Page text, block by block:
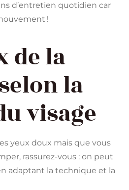
d’entretien quotidien car
!
de la
la
visage
yeux doux mais que vous
rassurez-vous : on peut
adaptant la technique et la